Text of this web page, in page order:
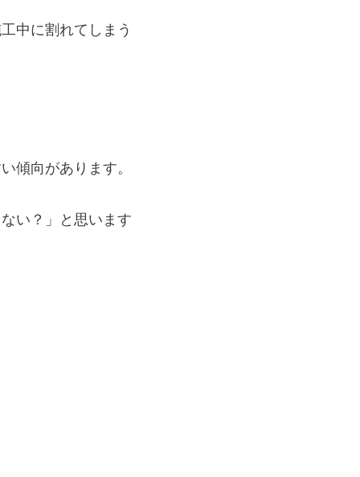
中に割れてしまう
傾向があります。
い？」と思います